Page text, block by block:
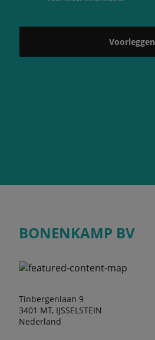
Voorleggen
BONENKAMP BV
Tinbergenlaan 9
3401 MT, IJSSELSTEIN
Nederland